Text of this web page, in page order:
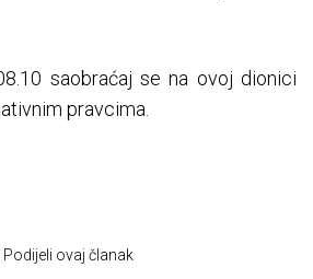
saobraćaj se na ovoj dionici
pravcima.
Podijeli ovaj članak